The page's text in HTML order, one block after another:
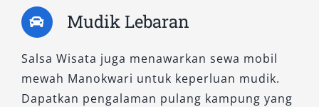
Mudik Lebaran
Salsa Wisata juga menawarkan sewa mobil
mewah Manokwari untuk keperluan mudik.
Dapatkan pengalaman pulang kampung yang